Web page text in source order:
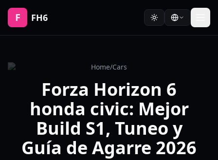
F FH6
Home/Cars
Forza Horizon 6
honda civic: Mejor
Build S1, Tuneo y
Guía de Agarre 2026